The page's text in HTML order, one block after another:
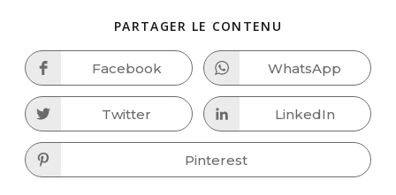
PARTAGER LE CONTENU
CONTENT
Opens
in
a
new
window
Facebook Opens
in
a
new
window
WhatsApp
Opens
in
a
Twitter Opens
in
a
LinkedIn
Opens
in
Pinterest